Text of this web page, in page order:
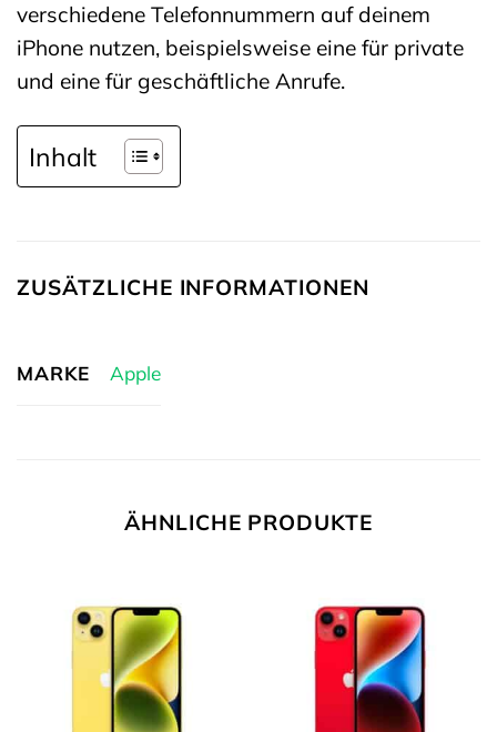
verschiedene Telefonnummern auf deinem
iPhone nutzen, beispielsweise eine für private
und eine für geschäftliche Anrufe.
Inhalt
ZUSÄTZLICHE INFORMATIONEN
MARKE Apple
ÄHNLICHE PRODUKTE